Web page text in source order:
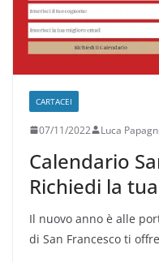
CARTACEI
07/11/2022 Luca Papagni
Calendario
Richiedi la
Il nuovo anno è alle
di San Francesco ti